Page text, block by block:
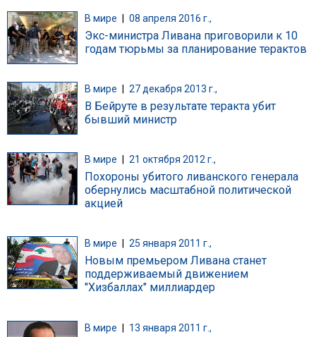
В мире | 08 апреля 2016 г.,
Экс-министра Ливана приговорили к 10
годам тюрьмы за планирование терактов
В мире 27 декабря 2013 г.,
В Бейруте в результате теракта убит
бывший министр
В мире 21 октября 2012 г.,
Похороны убитого ливанского генерала
обернулись масштабной политической
акцией
В мире 25 января 2011 г.,
Новым премьером Ливана станет
поддерживаемый движением
"Хизбаллах" миллиардер
В мире 13 января 2011 г.,